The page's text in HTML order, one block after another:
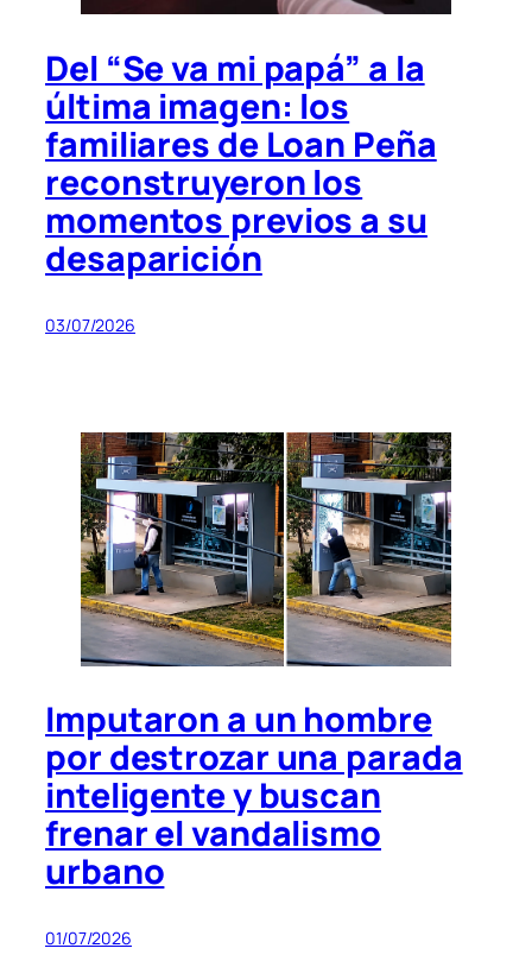
Del “Se va mi papá” a la
última imagen: los
familiares de Loan Peña
reconstruyeron los
momentos previos a su
desaparición
03/07/2026
Imputaron a un hombre
por destrozar una parada
inteligente y buscan
frenar el vandalismo
urbano
01/07/2026